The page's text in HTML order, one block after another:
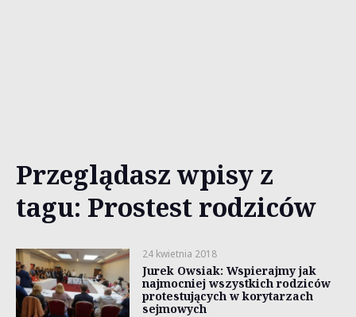
Przeglądasz wpisy z
tagu: Prostest rodziców
24 kwietnia 2018
Jurek Owsiak: Wspierajmy jak
najmocniej wszystkich rodziców
protestujących w korytarzach
sejmowych